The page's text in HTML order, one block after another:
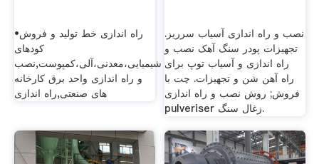
•راه اندازی خط تولید و فروش
کودهای
شیمیایی،معدنی،آلی،کمپوست,نصب
و راه اندازی واحد برق کارخانه
های صنعتی,راه اندازی
نصب و راه اندازی آسیاب سرریز.
تجهیزات پودر سنگ آهک نصب و
راه اندازی و آسیاب توپ برای
راه آهن شن و تجهیزات. چت با
فروش; روش نصب و راه اندازی
pulveriser زغال سنگ.